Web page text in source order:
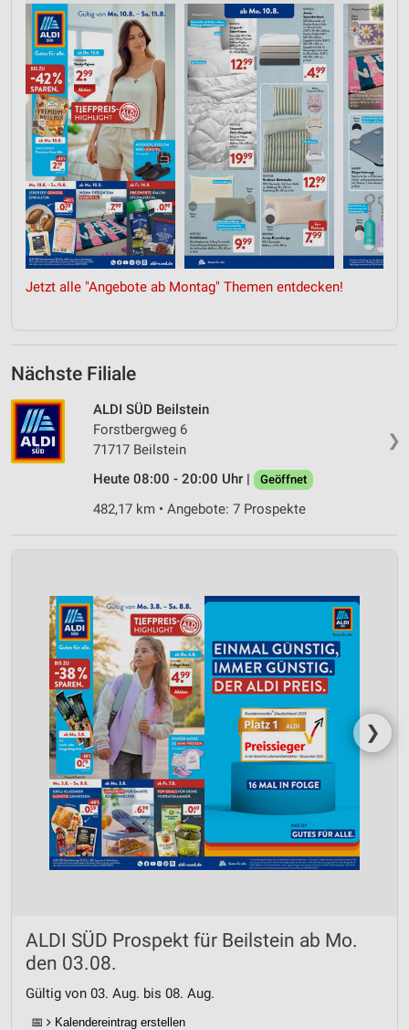
Jetzt alle "Angebote ab Montag" Themen entdecken!
Nächste Filiale
❯
ALDI SÜD Beilstein
Forstbergweg 6
71717 Beilstein
Heute 08:00 - 20:00 Uhr |
Geöffnet
482,17 km • Angebote: 7 Prospekte
❯
ALDI SÜD Prospekt für Beilstein ab Mo.
den 03.08.
Gültig von 03. Aug. bis 08. Aug.
📅 Kalendereintrag erstellen